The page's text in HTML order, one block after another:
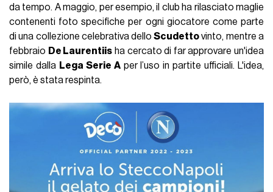
da tempo. A maggio, per esempio, il club ha rilasciato maglie
contenenti foto specifiche per ogni giocatore come parte
di una collezione celebrativa delloScudettovinto, mentre a
febbraio De Laurentiis ha cercato di far approvare un'idea
simile dalla Lega Serie Aper l’uso in partite ufficiali. L'idea,
però, è stata respinta.